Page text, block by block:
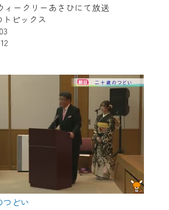
ィークリーあさひにて放送
ピックス
つどい